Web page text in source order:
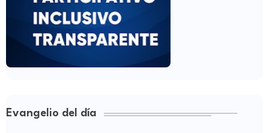
Evangelio del día